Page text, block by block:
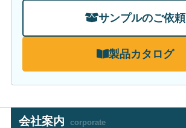
サンプルのご依頼
製品カタログ
会社案内 corporate